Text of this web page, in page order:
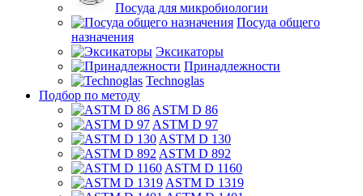
Посуда для микробиологии
Посуда общего
назначения
Эксикаторы
Принадлежности
Technoglas
Подбор по методу
ASTM D 86
ASTM D 97
ASTM D 130
ASTM D 892
ASTM D 1160
ASTM D 1319